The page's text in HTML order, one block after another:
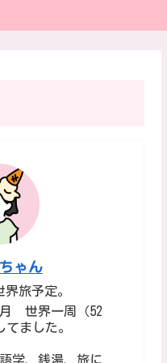
ゃん
旅予定。
月 世界一周（52
てました。
学、銭湯、旅に